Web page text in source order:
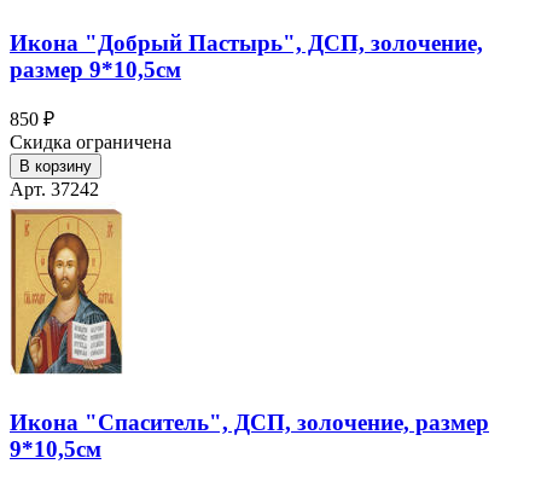
Икона "Добрый Пастырь", ДСП, золочение,
размер 9*10,5см
850 ₽
Скидка ограничена
В корзину
Арт. 37242
Икона "Спаситель", ДСП, золочение, размер
9*10,5см